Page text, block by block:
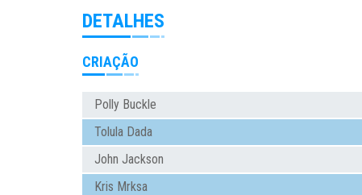
DETALHES
CRIAÇÃO
Polly Buckle
Tolula Dada
John Jackson
Kris Mrksa